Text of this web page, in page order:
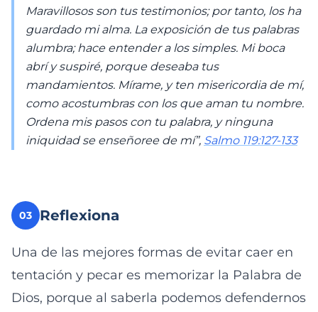
Maravillosos son tus testimonios; por tanto, los ha
guardado mi alma. La exposición de tus palabras
alumbra; hace entender a los simples. Mi boca
abrí y suspiré, porque deseaba tus
mandamientos. Mírame, y ten misericordia de mí,
como acostumbras con los que aman tu nombre.
Ordena mis pasos con tu palabra, y ninguna
iniquidad se enseñoree de mí”, Salmo 119:127-133
03 Reflexiona
Una de las mejores formas de evitar caer en
tentación y pecar es memorizar la Palabra de
Dios, porque al saberla podemos defendernos